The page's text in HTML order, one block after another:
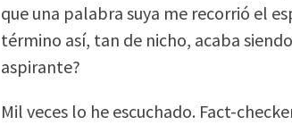
que una palabra suya me recorrió el
término así, tan de nicho, acaba
aspirante?
Mil veces lo he escuchado. Fact-